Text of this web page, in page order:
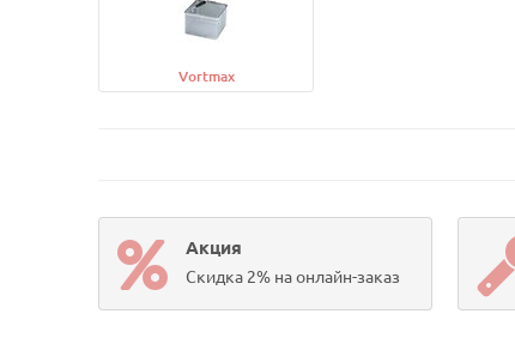
Vortmax
Акция
Скидка 2% на онлайн-заказ